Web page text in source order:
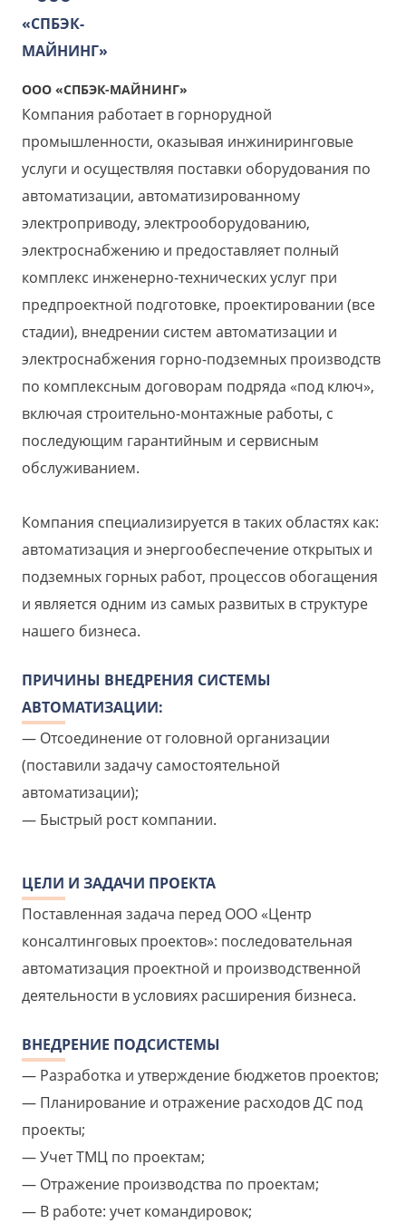
OOO «СПБЭК-МАЙНИНГ»
Компания работает в горнорудной
промышленности, оказывая инжиниринговые
услуги и осуществляя поставки оборудования по
автоматизации, автоматизированному
электроприводу, электрооборудованию,
электроснабжению и предоставляет полный
комплекс инженерно-технических услуг при
предпроектной подготовке, проектировании (все
стадии), внедрении систем автоматизации и
электроснабжения горно-подземных производств
по комплексным договорам подряда «под ключ»,
включая строительно-монтажные работы, с
последующим гарантийным и сервисным
обслуживанием.
Компания специализируется в таких областях как:
автоматизация и энергообеспечение открытых и
подземных горных работ, процессов обогащения
и является одним из самых развитых в структуре
нашего бизнеса.
ПРИЧИНЫ ВНЕДРЕНИЯ СИСТЕМЫ
АВТОМАТИЗАЦИИ:
Отсоединение от головной организации
(поставили задачу самостоятельной
автоматизации);
Быстрый рост компании.
ЦЕЛИ И ЗАДАЧИ ПРОЕКТА
Поставленная задача перед ООО «Центр
консалтинговых проектов»: последовательная
автоматизация проектной и производственной
деятельности в условиях расширения бизнеса.
ВНЕДРЕНИЕ ПОДСИСТЕМЫ
Разработка и утверждение бюджетов проектов;
Планирование и отражение расходов ДС под
проекты;
Учет ТМЦ по проектам;
Отражение производства по проектам;
В работе: учет командировок;